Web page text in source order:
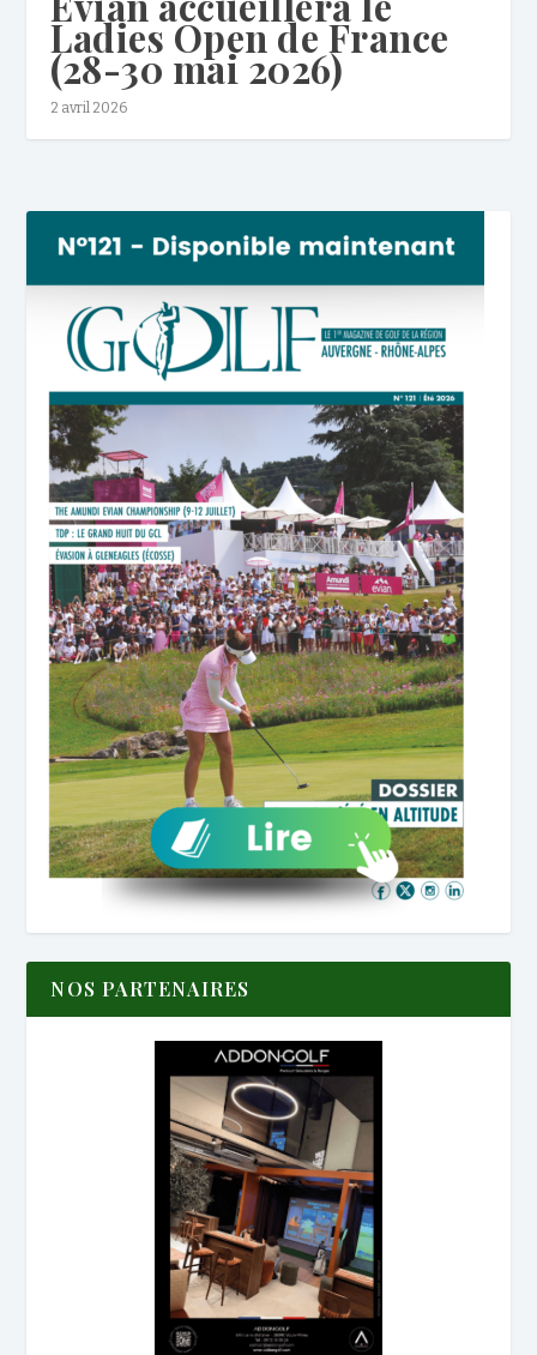
Ladies Open de France
(28-30 mai 2026)
2 avril 2026
NOS PARTENAIRES